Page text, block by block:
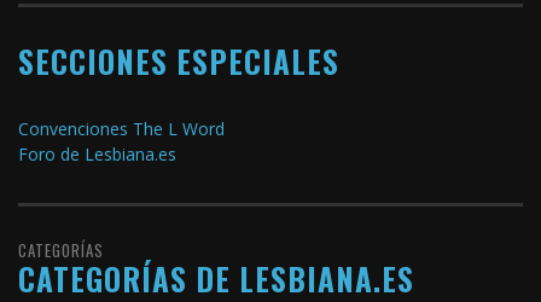
SECCIONES ESPECIALES
Convenciones The L Word
Foro de Lesbiana.es
CATEGORÍAS
CATEGORÍAS DE LESBIANA.ES